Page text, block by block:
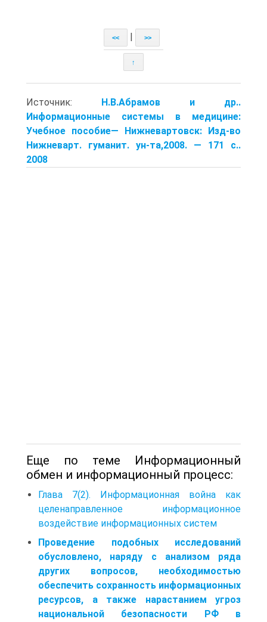
<< | >>
↑
Источник:
Н.В.Абрамов и др..
Информационные системы в медицине:
Учебное пособие— Нижневартовск: Изд-во
Нижневарт. гуманит. ун-та,2008. — 171 с..
2008
Еще по теме Информационный
обмен и информационный процесс:
Глава 7(2). Информационная война как
целенаправленное информационное
воздействие информационных систем
Проведение подобных исследований
обусловлено, наряду с анализом ряда
других вопросов, необходимостью
обеспечить сохранность информационных
ресурсов, а также нарастанием угроз
национальной безопасности РФ в